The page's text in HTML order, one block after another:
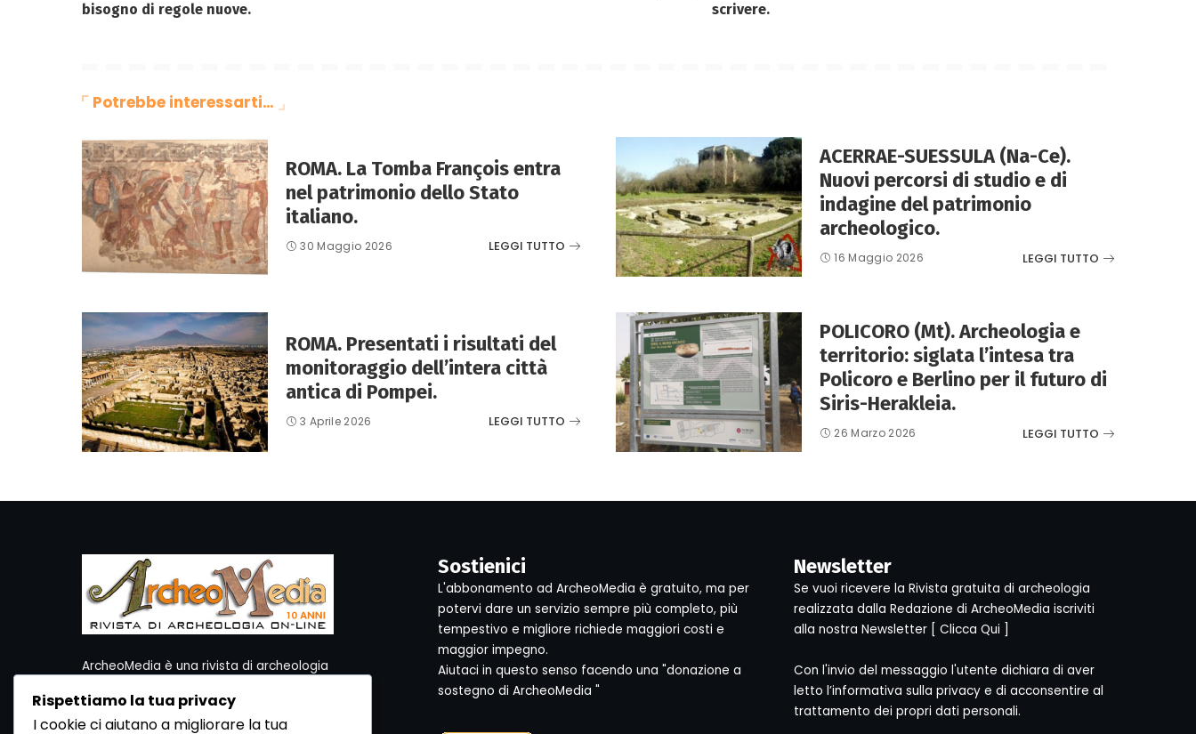
bisogno di regole nuove.
scrivere.
Potrebbe interessarti…
ROMA. La Tomba François entra
nel patrimonio dello Stato
italiano.
30 Maggio 2026 LEGGI TUTTO
ACERRAE-SUESSULA (Na-Ce).
Nuovi percorsi di studio e di
indagine del patrimonio
archeologico.
16 Maggio 2026 LEGGI TUTTO
ROMA. Presentati i risultati del
monitoraggio dell’intera città
antica di Pompei.
3 Aprile 2026 LEGGI TUTTO
POLICORO (Mt). Archeologia e
territorio: siglata l’intesa tra
Policoro e Berlino per il futuro di
Siris-Herakleia.
26 Marzo 2026 LEGGI TUTTO
ArcheoMedia è una rivista di archeologia
Per contattare la Redazione potete utilizzare i
seguenti recapiti:
Sostienici
L'abbonamento ad ArcheoMedia è gratuito, ma per
potervi dare un servizio sempre più completo, più
tempestivo e migliore richiede maggiori costi e
maggior impegno.
Aiutaci in questo senso facendo una "donazione a
sostegno di ArcheoMedia "
Newsletter
Se vuoi ricevere la Rivista gratuita di archeologia
realizzata dalla Redazione di ArcheoMedia iscriviti
alla nostra Newsletter [ Clicca Qui ]
Con l'invio del messaggio l'utente dichiara di aver
letto l’informativa sulla privacy e di acconsentire al
trattamento dei propri dati personali.
Rispettiamo la tua privacy
I cookie ci aiutano a migliorare la tua